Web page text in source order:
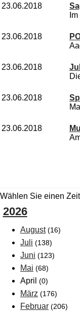
23.06.2018
23.06.2018
23.06.2018
23.06.2018
23.06.2018
Wählen Sie einen
2026
August (16)
Juli (138)
Juni (123)
Mai (68)
April (0)
März (176)
Februar (206)